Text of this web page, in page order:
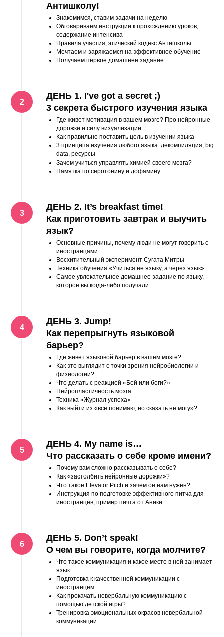
Антишколу!
Знакомимся, ставим задачи на неделю
Обговариваем инструкции к прохождению уроков,
содержание интенсива
Правила участия, этический кодекс Антишколы
Мечтаем и заряжаемся на эффективное обучение
Получаем первое домашнее задание
ДЕНЬ 1. I've got a secret ;)
3 секрета быстрого изучения языка
Где живет мотивация в вашем мозге? Про нейронные
дорожки и силу визуализации
Как правильно поставить цель в изучении языка
3 принципа изучения любого языка: декомпиляция, big
data, ресурсы
Зачем учиться управлять химией своего мозга?
Памятка по серотонину и дофамину
ДЕНЬ 2. It’s breakfast time!
Как приготовить завтрак и выучить
язык?
Основные причины, почему люди не могут говорить с
иностранцами
Восхитительный эксперимент Сугата Митры
Техника обучения «Учиться не языку, а через язык»
Самое увлекательное домашнее задание по языку,
которое вы когда-либо получали
ДЕНЬ 3. Jump!
Как перепрыгнуть языковой
барьер?
Где живет языковой барьер в вашем мозге?
Как это выглядит с точки зрения нейробиологии и
физиологии?
Что делать с реакцией «Бей или беги?»
Нейропластичность мозга
Техника «Журнал успеха»
Как выйти из «все понимаю, но сказать не могу»?
ДЕНЬ 4. My name is…
Что рассказать о себе кроме имени?
Почему вам сложно рассказывать о себе?
Как «застолбить нейронные дорожки»?
Что такое Elevator Pitch и зачем он нам нужен?
Инструкция по подготовке эффективного питча для
иностранцев, пример пичта от Аники
ДЕНЬ 5. Don’t speak!
О чем вы говорите, когда молчите?
Что такое коммуникация и какое место в ней занимает
язык
Подготовка к качественной коммуникации с
иностранцем
Как прокачать невербальную коммуникацию с
помощью детской игры?
Тренировка эмоциональных окрасов невербальной
коммуникации